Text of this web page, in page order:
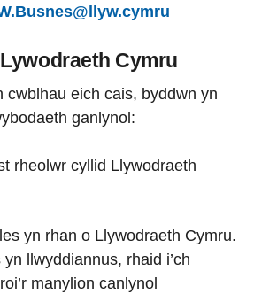
Cymru
cwblhau eich cais, byddwn yn
ganlynol:
rheolwr cyllid Llywodraeth
yn rhan o Llywodraeth Cymru.
llwyddiannus, rhaid i’ch
manylion canlynol